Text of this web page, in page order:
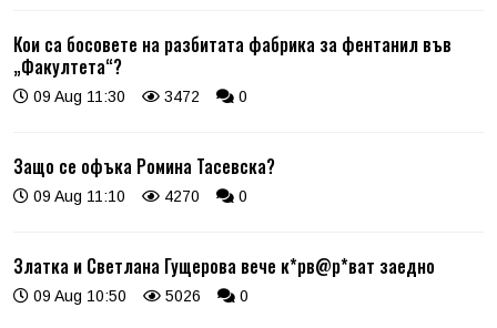
Кои са босовете на разбитата фабрика за фентанил във
„Факултета“?
09 Aug 11:30 3472 0
Защо се офъка Ромина Тасевска?
09 Aug 11:10 4270 0
Златка и Светлана Гущерова вече к*рв@р*ват заедно
09 Aug 10:50 5026 0